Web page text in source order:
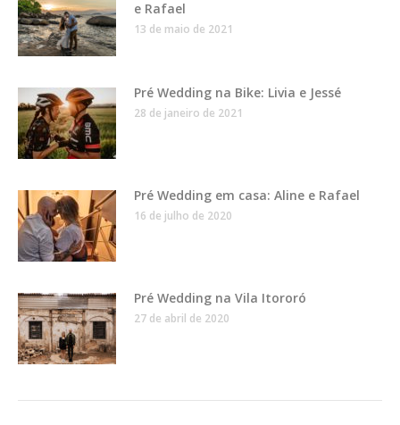
e Rafael
13 de maio de 2021
Pré Wedding na Bike: Livia e Jessé
28 de janeiro de 2021
Pré Wedding em casa: Aline e Rafael
16 de julho de 2020
Pré Wedding na Vila Itororó
27 de abril de 2020